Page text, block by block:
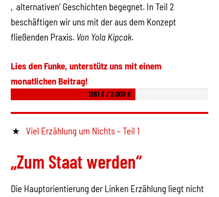
‚alternativen‘ Geschichten begegnet. In Teil 2
beschäftigen wir uns mit der aus dem Konzept
fließenden Praxis. Von Yola Kipcak.
Lies den Funke, unterstütz uns mit einem
monatlichen Beitrag!
1261 € / 2.000 €
Viel Erzählung um Nichts – Teil 1
„Zum Staat werden“
Die Hauptorientierung der Linken Erzählung liegt nicht